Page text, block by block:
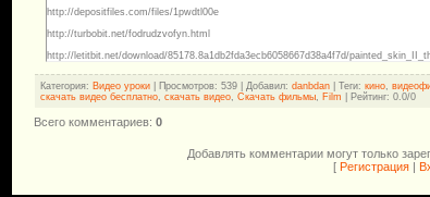
http://depositfiles.com/files/1pwdtl00e
http://turbobit.net/fodrudzvofyn.html
http://letitbit.net/download/85178.8a1db2fda3ecb6058667d38a4f7d/
Категория: Видео уроки Просмотров: 539 | Добавил: danbdan Теги: кино
скачать видео бесплатно скачать видео Скачать фильмы Film Рейтинг: 0.0/0
Всего комментариев: 0
Добавлять комментарии могут только
[ Регистрация |